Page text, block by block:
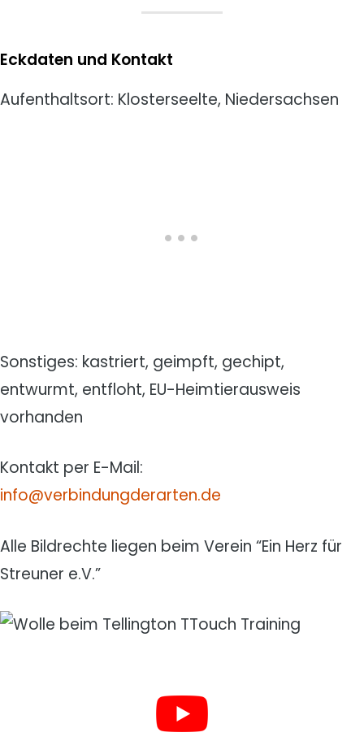
Eckdaten und Kontakt
Aufenthaltsort: Klosterseelte, Niedersachsen
Sonstiges: kastriert, geimpft, gechipt,
entwurmt, entfloht, EU-Heimtierausweis
vorhanden
Kontakt per E-Mail:
info@verbindungderarten.de
Alle Bildrechte liegen beim Verein “Ein Herz für
Streuner e.V.”